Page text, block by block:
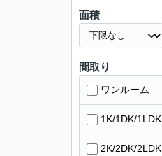
面積
間取り
ワンルーム
1K/1DK/1LDK
2K/2DK/2LDK